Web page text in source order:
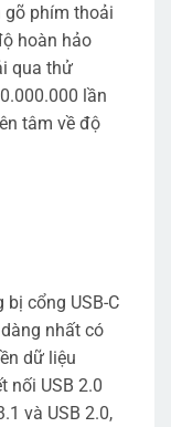
gõ phím thoải
hoàn hảo
qua thử
lần
tâm về độ
bị cổng USB-C
nhất có
dữ liệu
nối USB 2.0
và USB 2.0,